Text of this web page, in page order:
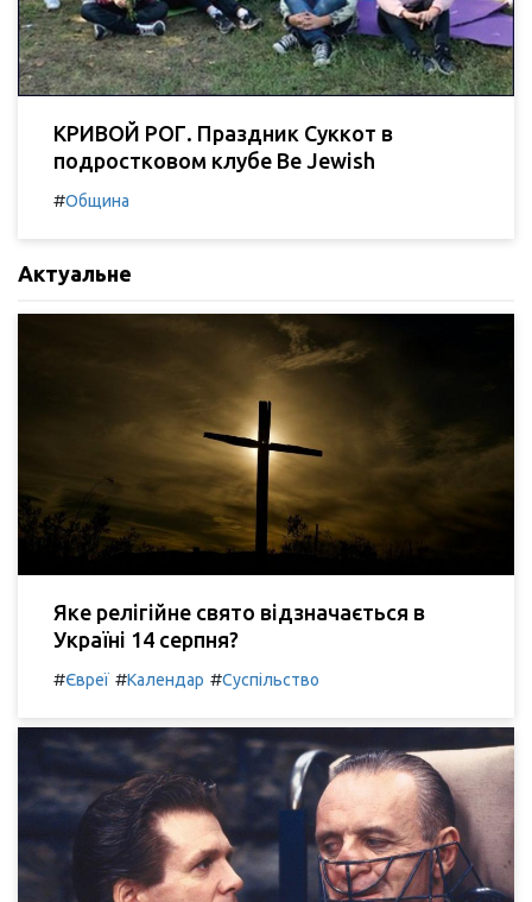
КРИВОЙ РОГ. Праздник Суккот в
подростковом клубе Be Jewish
#Община
Актуальне
Яке релігійне свято відзначається в
Україні 14 серпня?
#Євреї #Календар #Суспільство